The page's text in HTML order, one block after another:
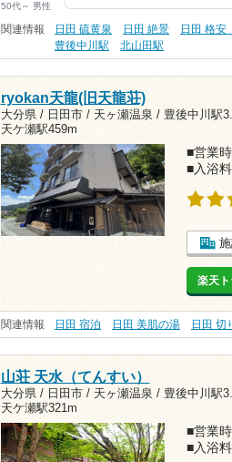
50代～ 男性
関連情報 日田 硫黄泉 日田 絶景 日田 格安
豊後中川駅
北山田駅
ryokan天龍(旧天龍荘)
大分県 / 日田市 / 天ヶ瀬温泉 / 豊後中川駅
天ケ瀬駅459m
■営業
■入浴
楽天
関連情報 日田 宿泊 日田 美肌の湯 日田 切
山荘 天水（てんすい）
大分県 / 日田市 / 天ヶ瀬温泉 / 豊後中川駅
天ケ瀬駅321m
■営業
■入浴